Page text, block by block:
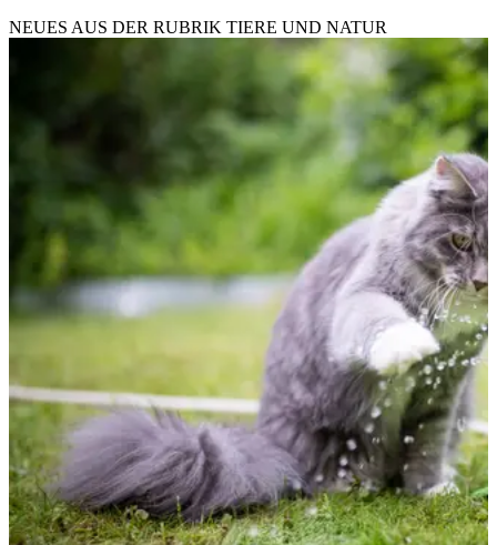
NEUES AUS DER RUBRIK TIERE UND NATUR